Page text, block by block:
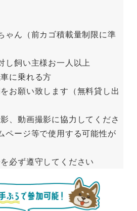
ゃん（前カゴ積載量制限に準
し飼い主様お一人以上
に乗れる方
お願い致します（無料貸し出
、動画撮影に協力してくださ
ページ等で使用する可能性が
必ず遵守してください